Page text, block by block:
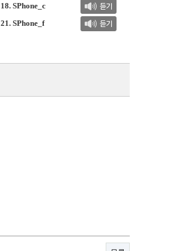
18. SPhone_c
21. SPhone_f